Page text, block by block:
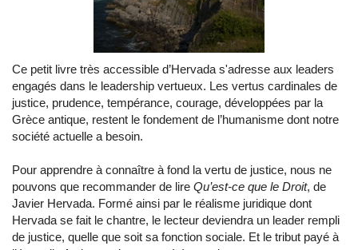
Ce petit livre très accessible d’Hervada s'adresse aux leaders
engagés dans le leadership vertueux. Les vertus cardinales de
justice, prudence, tempérance, courage, développées par la
Grèce antique, restent le fondement de l’humanisme dont notre
société actuelle a besoin.
Pour apprendre à connaître à fond la vertu de justice, nous ne
pouvons que recommander de lire Qu’est-ce que le Droit, de
Javier Hervada. Formé ainsi par le réalisme juridique dont
Hervada se fait le chantre, le lecteur deviendra un leader rempli
de justice, quelle que soit sa fonction sociale. Et le tribut payé à